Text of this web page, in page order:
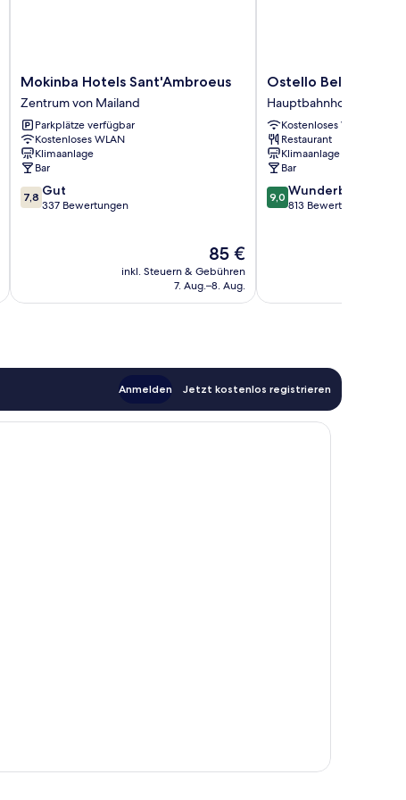
Mokinba
Hotels
Sant'Ambroeus
Zentrum
von
Mailand
Mokinba Hotels Sant'Ambroeus
Zentrum von Mailand
Parkplätze verfügbar
Kostenloses WLAN
Klimaanlage
Bar
7.8
von
7,8 Gut
337 Bewertungen
Der
Preis
beträgt
85 €
inkl. Steuern & Gebühren
7. Aug.–8. Aug.
Ostello
Bello
Milano
Centrale
Hauptbahnhof
Ostello Bello
Hauptbahnhof
Kostenloses WLAN
Restaurant
Klimaanlage
Bar
9.0
von
9,0 Wunderbar
813 Bewertungen
Anmelden Jetzt kostenlos registrieren